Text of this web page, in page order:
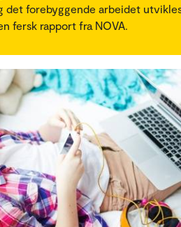
det forebyggende arbeidet
fersk rapport fra NOVA.